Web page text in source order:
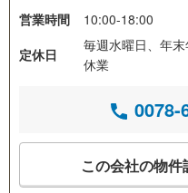
営業時間
10:00-18:00
定休日
毎週水曜日、年
休業
0078-
この会社の物件